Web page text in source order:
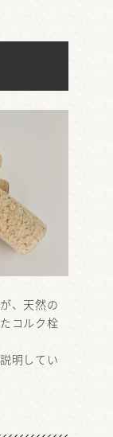
、天然の
コルク栓
明してい